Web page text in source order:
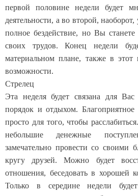
первой половине недели будет
деятельности, а во второй,
полное бездействие, но Вы станете
своих трудов. Конец недели
материальном плане, также в этот
возможности.
Стрелец
Эта неделя будет связана для
порядок и отдыхом.
просто для того, чтобы
небольшие денежные
замечательно провести со
кругу друзей. Можно будет
отношения, беседовать в хорошей
Только в середине недели